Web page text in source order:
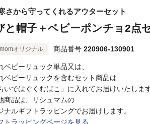
さから守ってくれるアウターセット
と帽子＋ベビーポンチョ2点
オリジナル 商品番号 220906-130901
ベビーリュック単品又は、
ベビーリュックを含むセット商品は
いではぐくむばこ」に入れてお届けいたします
商品は、リシュマムの
ナルギフトラッピングでお届けします。
ラッピングページを見る